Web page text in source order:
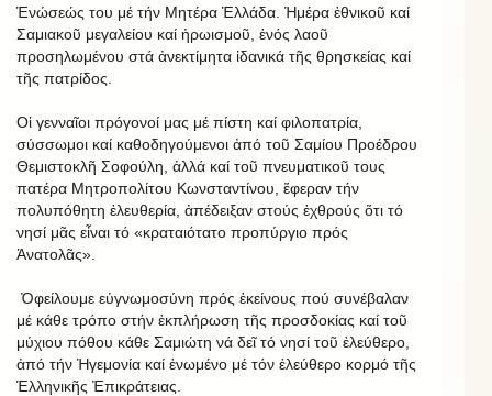
Ἑνώσεώς του μέ τήν Μητέρα Ἑλλάδα. Ἡμέρα ἐθνικοῦ καί
Σαμιακοῦ μεγαλείου καί ἡρωισμοῦ, ἑνός λαοῦ
προσηλωμένου στά ἀνεκτίμητα ἰδανικά τῆς θρησκείας καί
τῆς πατρίδος.
Οἱ γενναῖοι πρόγονοί μας μέ πίστη καί φιλοπατρία,
σύσσωμοι καί καθοδηγούμενοι ἀπό τοῦ Σαμίου Προέδρου
Θεμιστοκλῆ Σοφούλη, ἀλλά καί τοῦ πνευματικοῦ τους
πατέρα Μητροπολίτου Κωνσταντίνου, ἔφεραν τήν
πολυπόθητη ἐλευθερία, ἀπέδειξαν στούς ἐχθρούς ὅτι τό
νησί μᾶς εἶναι τό «κραταιότατο προπύργιο πρός
Ἀνατολᾶς».
Ὀφείλουμε εὐγνωμοσύνη πρός ἐκείνους πού συνέβαλαν
μέ κάθε τρόπο στήν ἐκπλήρωση τῆς προσδοκίας καί τοῦ
μύχιου πόθου κάθε Σαμιώτη νά δεῖ τό νησί τοῦ ἐλεύθερο,
ἀπό τήν Ἡγεμονία καί ἑνωμένο μέ τόν ἐλεύθερο κορμό τῆς
Ἑλληνικῆς Ἐπικράτειας.